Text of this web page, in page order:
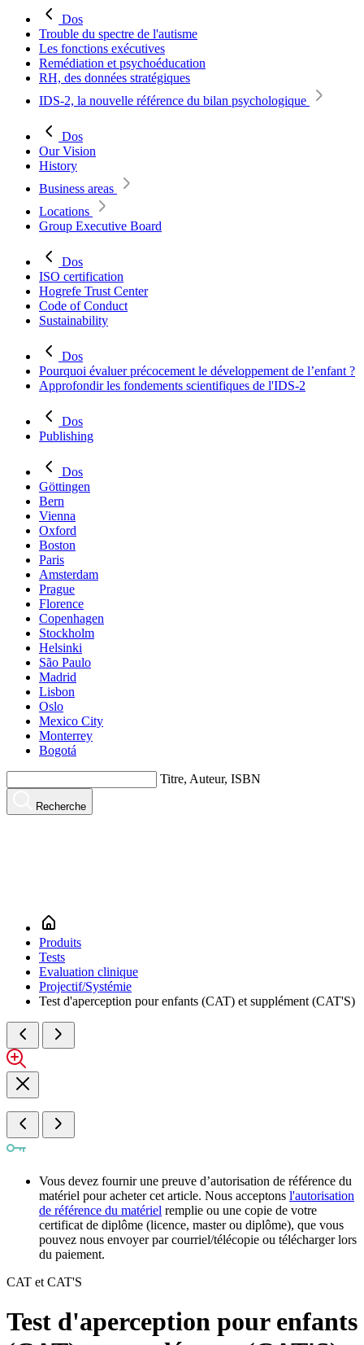
Dos
Trouble du spectre de l'autisme
Les fonctions exécutives
Remédiation et psychoéducation
RH, des données stratégiques
IDS-2, la nouvelle référence du bilan psychologique
Dos
Our Vision
History
Business areas
Locations
Group Executive Board
Dos
ISO certification
Hogrefe Trust Center
Code of Conduct
Sustainability
Dos
Pourquoi évaluer précocement le développement de l’enfant ?
Approfondir les fondements scientifiques de l'IDS-2
Dos
Publishing
Dos
Göttingen
Bern
Vienna
Oxford
Boston
Paris
Amsterdam
Prague
Florence
Copenhagen
Stockholm
Helsinki
São Paulo
Madrid
Lisbon
Oslo
Mexico City
Monterrey
Bogotá
Titre, Auteur, ISBN
Recherche
Produits
Tests
Evaluation clinique
Projectif/Systémie
Test d'aperception pour enfants (CAT) et supplément (CAT'S)
Vous devez fournir une preuve d’autorisation de référence du
matériel pour acheter cet article. Nous acceptons l'autorisation
de référence du matériel remplie ou une copie de votre
certificat de diplôme (licence, master ou diplôme), que vous
pouvez nous envoyer par courriel/télécopie ou télécharger lors
du paiement.
CAT et CAT'S
Test d'aperception pour enfants